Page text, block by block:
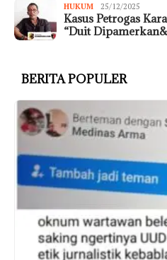
HUKUM 25/12/2025
Kasus Petrogas
“Duit
BERITA POPULER